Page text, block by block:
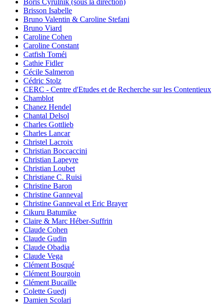
Boris Cyrulnik (sous la direction)
Brisson Isabelle
Bruno Valentin & Caroline Stefani
Bruno Viard
Caroline Cohen
Caroline Constant
Catfish Toméi
Cathie Fidler
Cécile Salmeron
Cédric Stolz
CERC - Centre d'Etudes et de Recherche sur les Contentieux
Chamblot
Chanez Hendel
Chantal Delsol
Charles Gottlieb
Charles Lancar
Christel Lacroix
Christian Boccaccini
Christian Lapeyre
Christian Loubet
Christiane C. Ruisi
Christine Baron
Christine Ganneval
Christine Ganneval et Eric Brayer
Cikuru Batumike
Claire & Marc Héber-Suffrin
Claude Cohen
Claude Gudin
Claude Obadia
Claude Vega
Clément Bosqué
Clément Bourgoin
Clément Bucaille
Colette Guedj
Damien Scolari